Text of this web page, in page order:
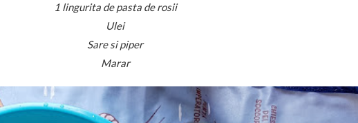
1 lingurita de pasta de rosii
Ulei
Sare si piper
Marar